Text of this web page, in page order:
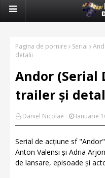
Pagina de pornire Serial
detalii
Andor (Serial
trailer și
Daniel Nicolae Ianuarie
Serial de acțiune sf
Anton Valensi și Adria
de lansare, episoade și